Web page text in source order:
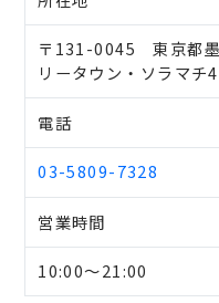
〒131-0045 東京都
リータウン・ソラマチ
電話
03-5809-7328
営業時間
10:00～21:00